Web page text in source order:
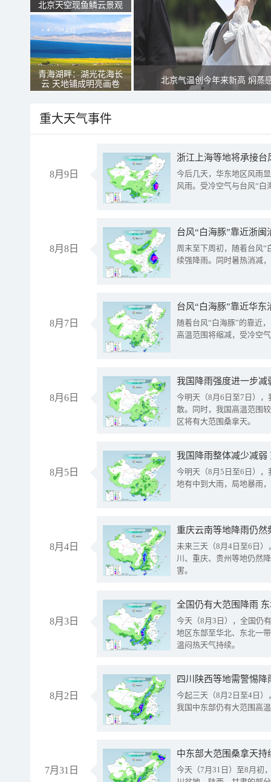
北京天空现鱼鳞云景观
青海湖畔：湖光花海长
云 天地铺成明亮画卷
北京气温创今年来新高 焖蒸
重大天气事件
8月9日
浙江上海等地将承接台
今后几天，华东地区风雨
风雨。受冷空气与台风“白
8月8日
台风“白海豚”靠近浙
周末至下周初，随着台风“
续强降雨。同时暑热消减
8月7日
台风“白海豚”靠近华
随着台风“白海豚”的靠近
高温范围将缩减，受冷空
8月6日
今明天（8月6日至7日）
散。同时，我国高温范围
区将有大范围桑拿天。
8月5日
我国降雨整体减少减弱
今明天（8月5日至6日）
地有中到大雨，局地暴雨
8月4日
重庆云南等地降雨仍然
未来三天（8月4日至6日
川、重庆、贵州等地仍然
害。
8月3日
全国仍有大范围降雨
今天（8月3日），全国仍
地区东部至华北、东北一
温闷热天气持续。
8月2日
今起三天（8月2日至4日
我国中东部仍有大范围高
7月31日
中东部大范围桑拿天
今天（7月31日）至8月初